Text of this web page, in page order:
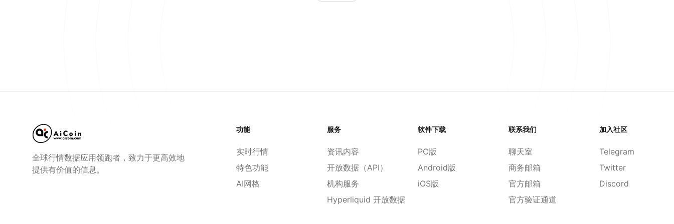
全球行情数据应用领跑者，致力于更高效地
提供有价值的信息。
功能
实时行情
特色功能
AI网格
服务
资讯内容
开放数据（API）
机构服务
Hyperliquid 开放数据
软件下载
PC版
Android版
iOS版
联系我们
聊天室
商务邮箱
官方邮箱
官方验证通道
加入社区
Telegram
Twitter
Discord